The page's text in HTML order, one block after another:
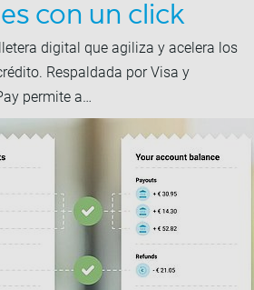
con un click
digital que agiliza y acelera los
Respaldada por Visa y
permite a…